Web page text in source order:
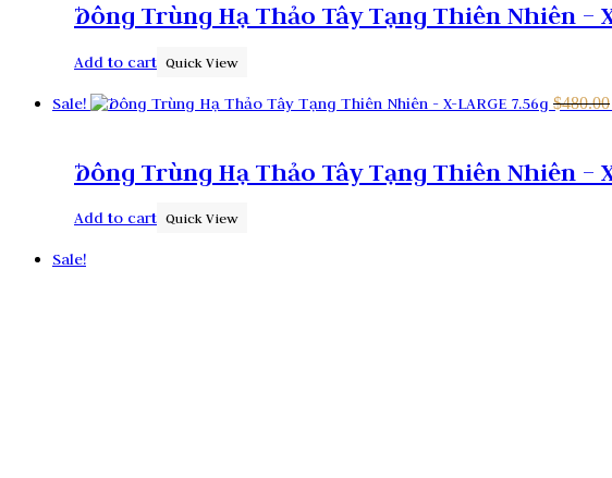
Ðông Trùng Hạ Thảo Tây Tạng Thiên Nhiên –
Add to cart Quick View
Sale! $480.00
Ðông Trùng Hạ Thảo Tây Tạng Thiên Nhiên –
Add to cart Quick View
Sale!